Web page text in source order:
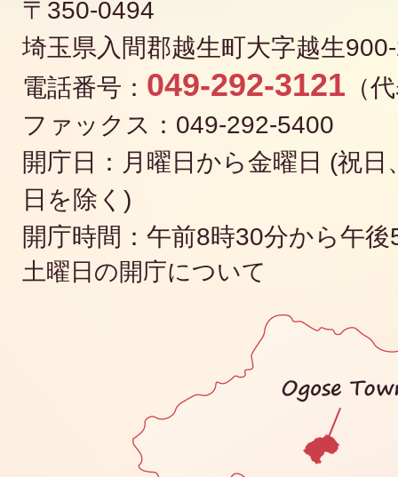
〒350-0494
埼玉県入間郡越生町大字越生
電話番号： 049-292-3121 （
ファックス：049-292-5400
開庁日：月曜日から金曜日 (祝
日を除く)
開庁時間：午前8時30分から午
土曜日の開庁について